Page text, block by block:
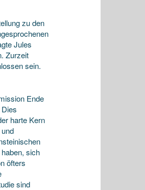
zu den
Jules
Zurzeit
sein.
Ende
harte Kern
sich
öfters
sind